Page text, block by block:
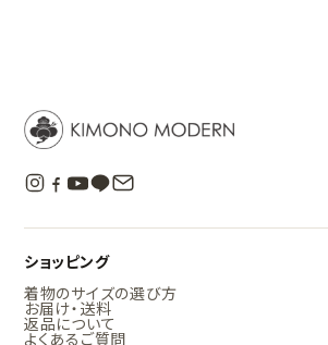
ショッピング
着物のサイズの選び方
お届け・送料
返品について
よくあるご質問